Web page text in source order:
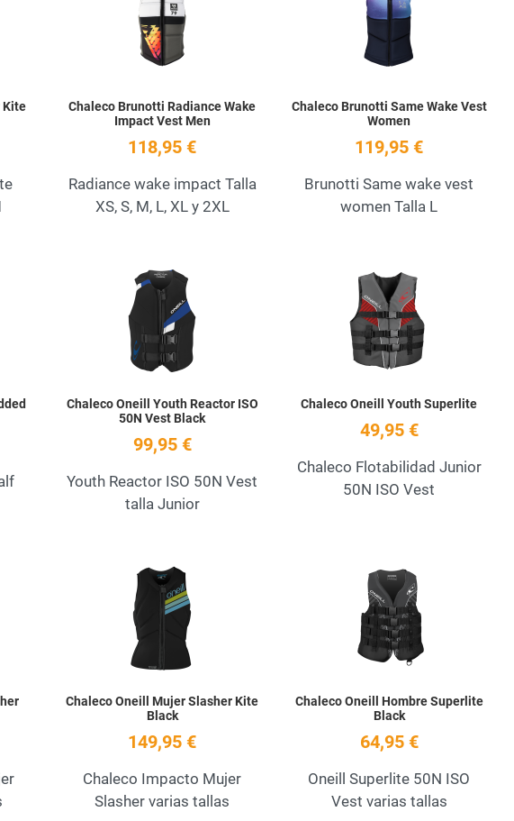
Kite
Chaleco Brunotti Radiance Wake
Impact Vest Men
118,95 €
Radiance wake impact Talla
XS, S, M, L, XL y 2XL
Chaleco Brunotti Same Wake Vest
Women
119,95 €
Brunotti Same wake vest
women Talla L
Add to Wishlist Add to Wishlist
Chaleco Oneill Youth Reactor ISO
50N Vest Black
99,95 €
Youth Reactor ISO 50N Vest
talla Junior
Chaleco Oneill Youth Superlite
49,95 €
Chaleco Flotabilidad Junior
50N ISO Vest
Add to Wishlist Add to Wishlist
Chaleco Oneill Mujer Slasher Kite
Black
149,95 €
Chaleco Impacto Mujer
Slasher varias tallas
Chaleco Oneill Hombre Superlite
Black
64,95 €
Oneill Superlite 50N ISO
Vest varias tallas